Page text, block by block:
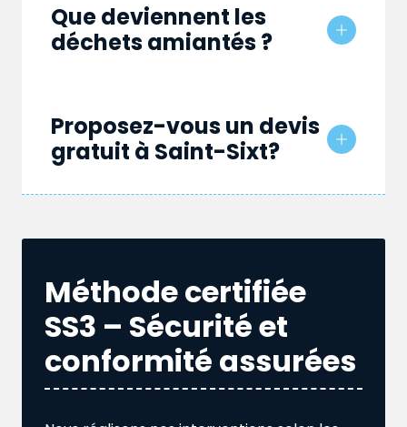
Que deviennent les
déchets amiantés ?
Proposez-vous un devis
gratuit à Saint-Sixt?
Méthode certifiée
SS3 – Sécurité et
conformité assurées